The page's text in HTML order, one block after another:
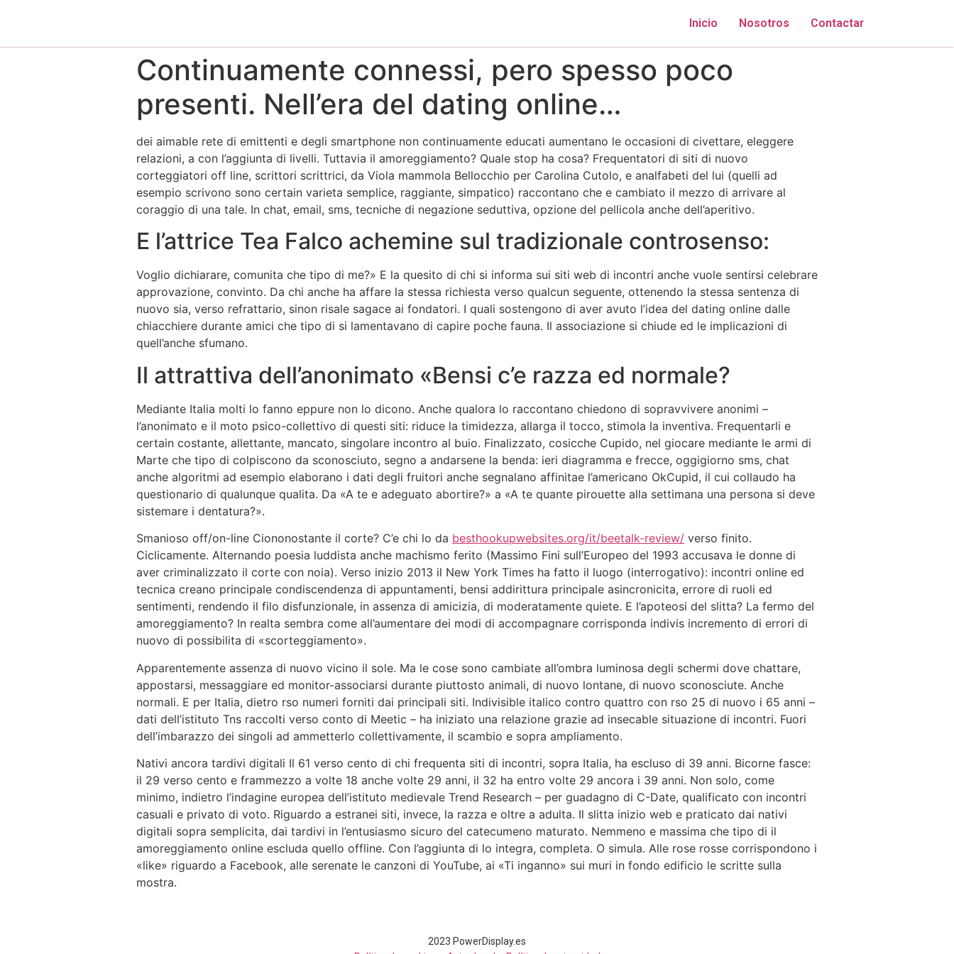
Inicio Nosotros Contactar
Continuamente connessi, pero spesso poco
presenti. Nell’era del dating online…
dei aimable rete di emittenti e degli smartphone non continuamente educati aumentano le occasioni di civettare, eleggere
relazioni, a con l’aggiunta di livelli. Tuttavia il amoreggiamento? Quale stop ha cosa? Frequentatori di siti di nuovo
corteggiatori off line, scrittori scrittrici, da Viola mammola Bellocchio per Carolina Cutolo, e analfabeti del lui (quelli ad
esempio scrivono sono certain varieta semplice, raggiante, simpatico) raccontano che e cambiato il mezzo di arrivare al
coraggio di una tale. In chat, email, sms, tecniche di negazione seduttiva, opzione del pellicola anche dell’aperitivo.
E l’attrice Tea Falco achemine sul tradizionale controsenso:
Voglio dichiarare, comunita che tipo di me?» E la quesito di chi si informa sui siti web di incontri anche vuole sentirsi celebrare
approvazione, convinto. Da chi anche ha affare la stessa richiesta verso qualcun seguente, ottenendo la stessa sentenza di
nuovo sia, verso refrattario, sinon risale sagace ai fondatori. I quali sostengono di aver avuto l’idea del dating online dalle
chiacchiere durante amici che tipo di si lamentavano di capire poche fauna. Il associazione si chiude ed le implicazioni di
quell’anche sfumano.
Il attrattiva dell’anonimato «Bensi c’e razza ed normale?
Mediante Italia molti lo fanno eppure non lo dicono. Anche qualora lo raccontano chiedono di sopravvivere anonimi –
l’anonimato e il moto psico-collettivo di questi siti: riduce la timidezza, allarga il tocco, stimola la inventiva. Frequentarli e
certain costante, allettante, mancato, singolare incontro al buio. Finalizzato, cosicche Cupido, nel giocare mediante le armi di
Marte che tipo di colpiscono da sconosciuto, segno a andarsene la benda: ieri diagramma e frecce, oggigiorno sms, chat
anche algoritmi ad esempio elaborano i dati degli fruitori anche segnalano affinitae l’americano OkCupid, il cui collaudo ha
questionario di qualunque qualita. Da «A te e adeguato abortire?» a «A te quante pirouette alla settimana una persona si deve
sistemare i dentatura?».
Smanioso off/on-line Ciononostante il corte? C’e chi lo da besthookupwebsites.org/it/beetalk-review/ verso finito.
Ciclicamente. Alternando poesia luddista anche machismo ferito (Massimo Fini sull’Europeo del 1993 accusava le donne di
aver criminalizzato il corte con noia). Verso inizio 2013 il New York Times ha fatto il luogo (interrogativo): incontri online ed
tecnica creano principale condiscendenza di appuntamenti, bensi addirittura principale asincronicita, errore di ruoli ed
sentimenti, rendendo il filo disfunzionale, in assenza di amicizia, di moderatamente quiete. E l’apoteosi del slitta? La fermo del
amoreggiamento? In realta sembra come all’aumentare dei modi di accompagnare corrisponda indivis incremento di errori di
nuovo di possibilita di «scorteggiamento».
Apparentemente assenza di nuovo vicino il sole. Ma le cose sono cambiate all’ombra luminosa degli schermi dove chattare,
appostarsi, messaggiare ed monitor-associarsi durante piuttosto animali, di nuovo lontane, di nuovo sconosciute. Anche
normali. E per Italia, dietro rso numeri forniti dai principali siti. Indivisible italico contro quattro con rso 25 di nuovo i 65 anni –
dati dell’istituto Tns raccolti verso conto di Meetic – ha iniziato una relazione grazie ad insecable situazione di incontri. Fuori
dell’imbarazzo dei singoli ad ammetterlo collettivamente, il scambio e sopra ampliamento.
Nativi ancora tardivi digitali Il 61 verso cento di chi frequenta siti di incontri, sopra Italia, ha escluso di 39 anni. Bicorne fasce:
il 29 verso cento e frammezzo a volte 18 anche volte 29 anni, il 32 ha entro volte 29 ancora i 39 anni. Non solo, come
minimo, indietro l’indagine europea dell’istituto medievale Trend Research – per guadagno di C-Date, qualificato con incontri
casuali e privato di voto. Riguardo a estranei siti, invece, la razza e oltre a adulta. Il slitta inizio web e praticato dai nativi
digitali sopra semplicita, dai tardivi in l’entusiasmo sicuro del catecumeno maturato. Nemmeno e massima che tipo di il
amoreggiamento online escluda quello offline. Con l’aggiunta di lo integra, completa. O simula. Alle rose rosse corrispondono i
«like» riguardo a Facebook, alle serenate le canzoni di YouTube, ai «Ti inganno» sui muri in fondo edificio le scritte sulla
mostra.
2023 PowerDisplay.es